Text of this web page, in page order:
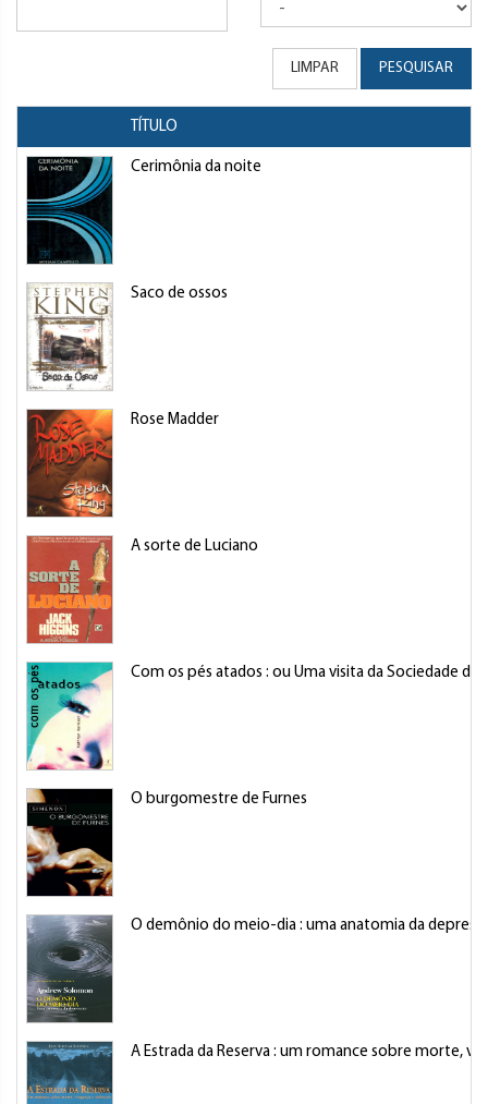
LIMPAR PESQUISAR
TÍTULO
Cerimônia da noite
Saco de ossos
Rose Madder
A sorte de Luciano
Com os pés atados : ou Uma visita da Sociedade de
O burgomestre de Furnes
O demônio do meio-dia : uma anatomia da
A Estrada da Reserva : um romance sobre morte,